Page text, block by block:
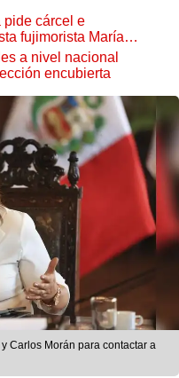
cárcel e
fujimorista María
a nivel nacional
encubierta
Carlos Morán para contactar a